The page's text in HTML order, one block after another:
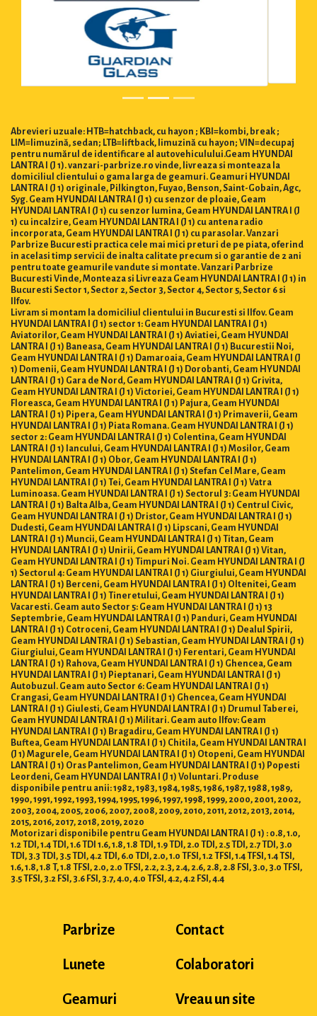
Abrevieri uzuale: HTB=hatchback, cu hayon ; KBI=kombi, break ;
LIM=limuzină, sedan; LTB=liftback, limuzină cu hayon; VIN=decupaj
pentru numărul de identificare al autovehiculului.Geam HYUNDAI
LANTRA I (J 1). vanzari-parbrize.ro vinde, livreaza si monteaza la
domiciliul clientului o gama larga de geamuri. Geamuri HYUNDAI
LANTRA I (J 1) originale, Pilkington, Fuyao, Benson, Saint-Gobain, Agc,
Syg. Geam HYUNDAI LANTRA I (J 1) cu senzor de ploaie, Geam
HYUNDAI LANTRA I (J 1) cu senzor lumina, Geam HYUNDAI LANTRA I (J
1) cu incalzire, Geam HYUNDAI LANTRA I (J 1) cu antena radio
incorporata, Geam HYUNDAI LANTRA I (J 1) cu parasolar. Vanzari
Parbrize Bucuresti practica cele mai mici preturi de pe piata, oferind
in acelasi timp servicii de inalta calitate precum si o garantie de 2 ani
pentru toate geamurile vandute si montate. Vanzari Parbrize
Bucuresti Vinde, Monteaza si Livreaza Geam HYUNDAI LANTRA I (J 1) in
Bucuresti Sector 1, Sector 2, Sector 3, Sector 4, Sector 5, Sector 6 si
Ilfov.
Livram si montam la domiciliul clientului in Bucuresti si Ilfov. Geam
HYUNDAI LANTRA I (J 1) sector 1: Geam HYUNDAI LANTRA I (J 1)
Aviatorilor, Geam HYUNDAI LANTRA I (J 1) Aviatiei, Geam HYUNDAI
LANTRA I (J 1) Baneasa, Geam HYUNDAI LANTRA I (J 1) Bucurestii Noi,
Geam HYUNDAI LANTRA I (J 1) Damaroaia, Geam HYUNDAI LANTRA I (J
1) Domenii, Geam HYUNDAI LANTRA I (J 1) Dorobanti, Geam HYUNDAI
LANTRA I (J 1) Gara de Nord, Geam HYUNDAI LANTRA I (J 1) Grivita,
Geam HYUNDAI LANTRA I (J 1) Victoriei, Geam HYUNDAI LANTRA I (J 1)
Floreasca, Geam HYUNDAI LANTRA I (J 1) Pajura, Geam HYUNDAI
LANTRA I (J 1) Pipera, Geam HYUNDAI LANTRA I (J 1) Primaverii, Geam
HYUNDAI LANTRA I (J 1) Piata Romana. Geam HYUNDAI LANTRA I (J 1)
sector 2: Geam HYUNDAI LANTRA I (J 1) Colentina, Geam HYUNDAI
LANTRA I (J 1) Iancului, Geam HYUNDAI LANTRA I (J 1) Mosilor, Geam
HYUNDAI LANTRA I (J 1) Obor, Geam HYUNDAI LANTRA I (J 1)
Pantelimon, Geam HYUNDAI LANTRA I (J 1) Stefan Cel Mare, Geam
HYUNDAI LANTRA I (J 1) Tei, Geam HYUNDAI LANTRA I (J 1) Vatra
Luminoasa. Geam HYUNDAI LANTRA I (J 1) Sectorul 3: Geam HYUNDAI
LANTRA I (J 1) Balta Alba, Geam HYUNDAI LANTRA I (J 1) Centrul Civic,
Geam HYUNDAI LANTRA I (J 1) Dristor, Geam HYUNDAI LANTRA I (J 1)
Dudesti, Geam HYUNDAI LANTRA I (J 1) Lipscani, Geam HYUNDAI
LANTRA I (J 1) Muncii, Geam HYUNDAI LANTRA I (J 1) Titan, Geam
HYUNDAI LANTRA I (J 1) Unirii, Geam HYUNDAI LANTRA I (J 1) Vitan,
Geam HYUNDAI LANTRA I (J 1) Timpuri Noi. Geam HYUNDAI LANTRA I (J
1) Sectorul 4: Geam HYUNDAI LANTRA I (J 1) Giurgiului, Geam HYUNDAI
LANTRA I (J 1) Berceni, Geam HYUNDAI LANTRA I (J 1) Oltenitei, Geam
HYUNDAI LANTRA I (J 1) Tineretului, Geam HYUNDAI LANTRA I (J 1)
Vacaresti. Geam auto Sector 5: Geam HYUNDAI LANTRA I (J 1) 13
Septembrie, Geam HYUNDAI LANTRA I (J 1) Panduri, Geam HYUNDAI
LANTRA I (J 1) Cotroceni, Geam HYUNDAI LANTRA I (J 1) Dealul Spirii,
Geam HYUNDAI LANTRA I (J 1) Sebastian, Geam HYUNDAI LANTRA I (J 1)
Giurgiului, Geam HYUNDAI LANTRA I (J 1) Ferentari, Geam HYUNDAI
LANTRA I (J 1) Rahova, Geam HYUNDAI LANTRA I (J 1) Ghencea, Geam
HYUNDAI LANTRA I (J 1) Pieptanari, Geam HYUNDAI LANTRA I (J 1)
Autobuzul. Geam auto Sector 6: Geam HYUNDAI LANTRA I (J 1)
Crangasi, Geam HYUNDAI LANTRA I (J 1) Ghencea, Geam HYUNDAI
LANTRA I (J 1) Giulesti, Geam HYUNDAI LANTRA I (J 1) Drumul Taberei,
Geam HYUNDAI LANTRA I (J 1) Militari. Geam auto Ilfov: Geam
HYUNDAI LANTRA I (J 1) Bragadiru, Geam HYUNDAI LANTRA I (J 1)
Buftea, Geam HYUNDAI LANTRA I (J 1) Chitila, Geam HYUNDAI LANTRA I
(J 1) Magurele, Geam HYUNDAI LANTRA I (J 1) Otopeni, Geam HYUNDAI
LANTRA I (J 1) Oras Pantelimon, Geam HYUNDAI LANTRA I (J 1) Popesti
Leordeni, Geam HYUNDAI LANTRA I (J 1) Voluntari. Produse
disponibile pentru anii: 1982, 1983, 1984, 1985, 1986, 1987, 1988, 1989,
1990, 1991, 1992, 1993, 1994, 1995, 1996, 1997, 1998, 1999, 2000, 2001, 2002,
2003, 2004, 2005, 2006, 2007, 2008, 2009, 2010, 2011, 2012, 2013, 2014,
2015, 2016, 2017, 2018, 2019, 2020
Motorizari disponibile pentru Geam HYUNDAI LANTRA I (J 1) : 0.8, 1.0,
1.2 TDI, 1.4 TDI, 1.6 TDI 1.6, 1.8, 1.8 TDI, 1.9 TDI, 2.0 TDI, 2.5 TDI, 2.7 TDI, 3.0
TDI, 3.3 TDI, 3.5 TDI, 4.2 TDI, 6.0 TDI, 2.0, 1.0 TFSI, 1.2 TFSI, 1.4 TFSI, 1.4 TSI,
1.6, 1.8, 1.8 T, 1.8 TFSI, 2.0, 2.0 TFSI, 2.2, 2.3, 2.4, 2.6, 2.8, 2.8 FSI, 3.0, 3.0 TFSI,
3.5 TFSI, 3.2 FSI, 3.6 FSI, 3.7, 4.0, 4.0 TFSI, 4.2, 4.2 FSI, 4.4
Parbrize
Lunete
Geamuri
Contact
Colaboratori
Vreau un site